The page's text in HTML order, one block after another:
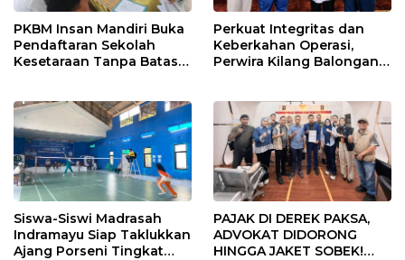
PKBM Insan Mandiri Buka
Pendaftaran Sekolah
Kesetaraan Tanpa Batas
Perkuat Integritas dan
Keberkahan Operasi,
Perwira Kilang Balongan
Siswa-Siswi Madrasah
Indramayu Siap Taklukkan
Ajang Porseni Tingkat
PAJAK DI DEREK PAKSA,
ADVOKAT DIDORONG
HINGGA JAKET SOBEK!